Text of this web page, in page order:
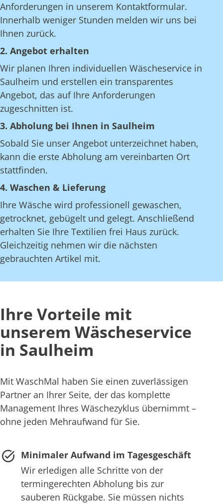
Anforderungen in unserem Kontaktformular.
Innerhalb weniger Stunden melden wir uns bei
Ihnen zurück.
2. Angebot erhalten
Wir planen Ihren individuellen Wäscheservice in
Saulheim und erstellen ein transparentes
Angebot, das auf Ihre Anforderungen
zugeschnitten ist.
3. Abholung bei Ihnen in Saulheim
Sobald Sie unser Angebot unterzeichnet haben,
kann die erste Abholung am vereinbarten Ort
stattfinden.
4. Waschen & Lieferung
Ihre Wäsche wird professionell gewaschen,
getrocknet, gebügelt und gelegt. Anschließend
erhalten Sie Ihre Textilien frei Haus zurück.
Gleichzeitig nehmen wir die nächsten
gebrauchten Artikel mit.
Ihre Vorteile mit
unserem Wäscheservice
in Saulheim
Mit WaschMal haben Sie einen zuverlässigen
Partner an Ihrer Seite, der das komplette
Management Ihres Wäschezyklus übernimmt –
ohne jeden Mehraufwand für Sie.
Minimaler Aufwand im Tagesgeschäft
Wir erledigen alle Schritte von der
termingerechten Abholung bis zur
sauberen Rückgabe. Sie müssen nichts